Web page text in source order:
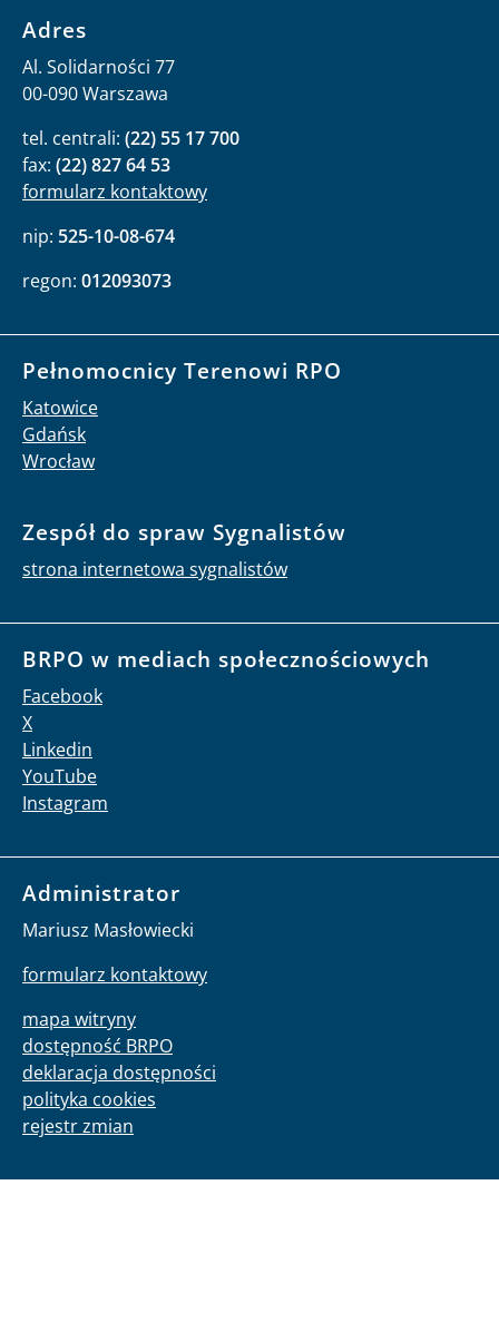
Adres
Al. Solidarności 77
00-090 Warszawa
tel. centrali: (22) 55 17 700
fax: (22) 827 64 53
formularz kontaktowy
nip: 525-10-08-674
regon: 012093073
Pełnomocnicy Terenowi RPO
Katowice
Gdańsk
Wrocław
Zespół do spraw Sygnalistów
strona internetowa sygnalistów
BRPO w mediach społecznościowych
Facebook
X
Linkedin
YouTube
Instagram
Administrator
Mariusz Masłowiecki
formularz kontaktowy
mapa witryny
dostępność BRPO
deklaracja dostępności
polityka cookies
rejestr zmian